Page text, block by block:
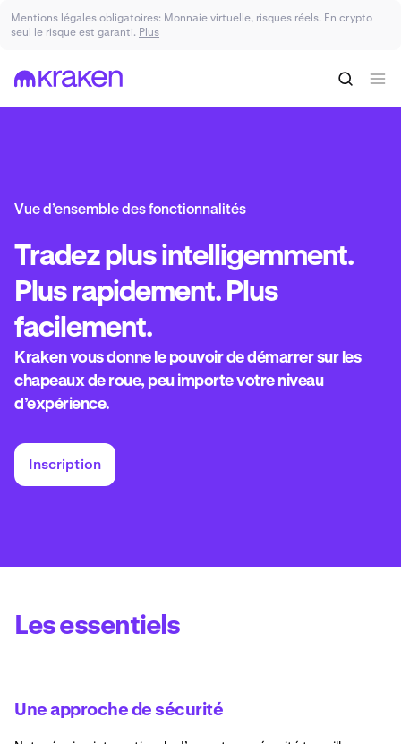
Mentions légales obligatoires: Monnaie virtuelle, risques réels. En crypto
seul le risque est garanti. Plus
Vue d’ensemble des fonctionnalités
Tradezplus intelligemment.
Plus rapidement. Plus
facilement.
Kraken vous donne le pouvoir de démarrer sur les
chapeaux de roue, peu importe votre niveau
d’expérience.
Inscription
Les essentiels
Une approche de sécurité